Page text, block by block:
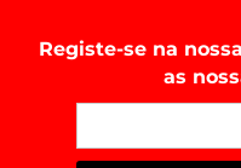
Registe-se na
as